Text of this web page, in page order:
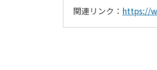
関連リンク： https://